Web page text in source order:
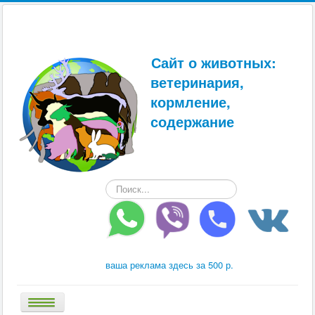
Сайт о животных:
ветеринария,
кормление,
содержание
Искать...
ваша реклама здесь за 500 р.